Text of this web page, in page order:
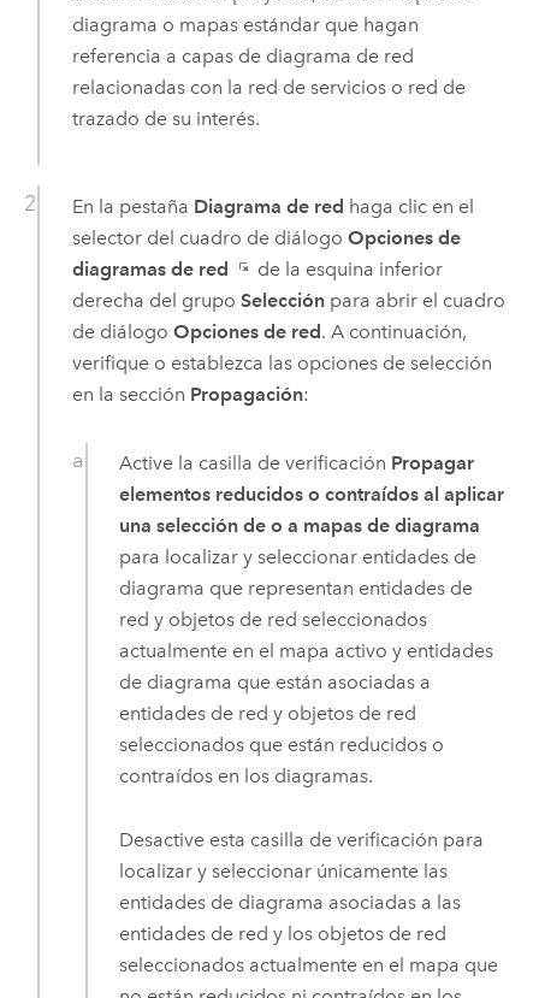
diagrama o mapas estándar que hagan
referencia a capas de diagrama de red
relacionadas con la red de servicios o red de
trazado de su interés.
En la pestaña Diagrama de red haga clic en el
selector del cuadro de diálogo Opciones de
diagramas de red
de la esquina inferior
derecha del grupo Selecciónpara abrir el cuadro
de diálogo Opciones de red. A continuación,
verifique o establezca las opciones de selección
en la sección Propagación:
Active la casilla de verificación Propagar
elementos reducidos o contraídos al aplicar
una selección de o a mapas de diagrama
para localizar y seleccionar entidades de
diagrama que representan entidades de
red y objetos de red seleccionados
actualmente en el mapa activo y entidades
de diagrama que están asociadas a
entidades de red y objetos de red
seleccionados que están reducidos o
contraídos en los diagramas.
Desactive esta casilla de verificación para
localizar y seleccionar únicamente las
entidades de diagrama asociadas a las
entidades de red y los objetos de red
seleccionados actualmente en el mapa que